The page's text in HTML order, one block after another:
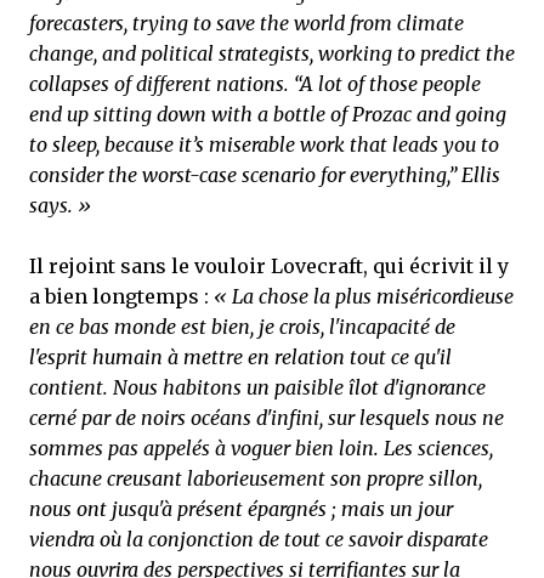
forecasters, trying to save the world from climate
change, and political strategists, working to predict the
collapses of different nations. “A lot of those people
end up sitting down with a bottle of Prozac and going
to sleep, because it’s miserable work that leads you to
consider the worst-case scenario for everything,” Ellis
says. »
Il rejoint sans le vouloir Lovecraft, qui écrivit il y
a bien longtemps : « La chose la plus miséricordieuse
en ce bas monde est bien, je crois, l'incapacité de
l'esprit humain à mettre en relation tout ce qu'il
contient. Nous habitons un paisible îlot d'ignorance
cerné par de noirs océans d'infini, sur lesquels nous ne
sommes pas appelés à voguer bien loin. Les sciences,
chacune creusant laborieusement son propre sillon,
nous ont jusqu'à présent épargnés ; mais un jour
viendra où la conjonction de tout ce savoir disparate
nous ouvrira des perspectives si terrifiantes sur la